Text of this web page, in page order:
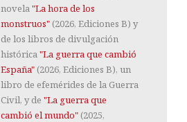
novela"La hora de los
monstruos" (2026, Ediciones B) y
de los libros de divulgación
histórica"La guerra que cambió
España" (2026, Ediciones B), un
libro de efemérides de la Guerra
Civil, y de "La guerra que
cambió el mundo" (2025,